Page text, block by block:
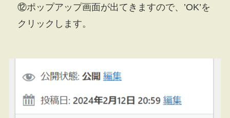
⑫ポップアップ画面が出てきますので、’OK’を
クリックします。